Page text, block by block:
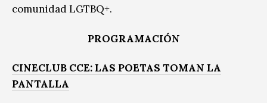
comunidad LGTBQ+.
PROGRAMACIÓN
CINECLUB CCE: LAS POETAS TOMAN LA
PANTALLA